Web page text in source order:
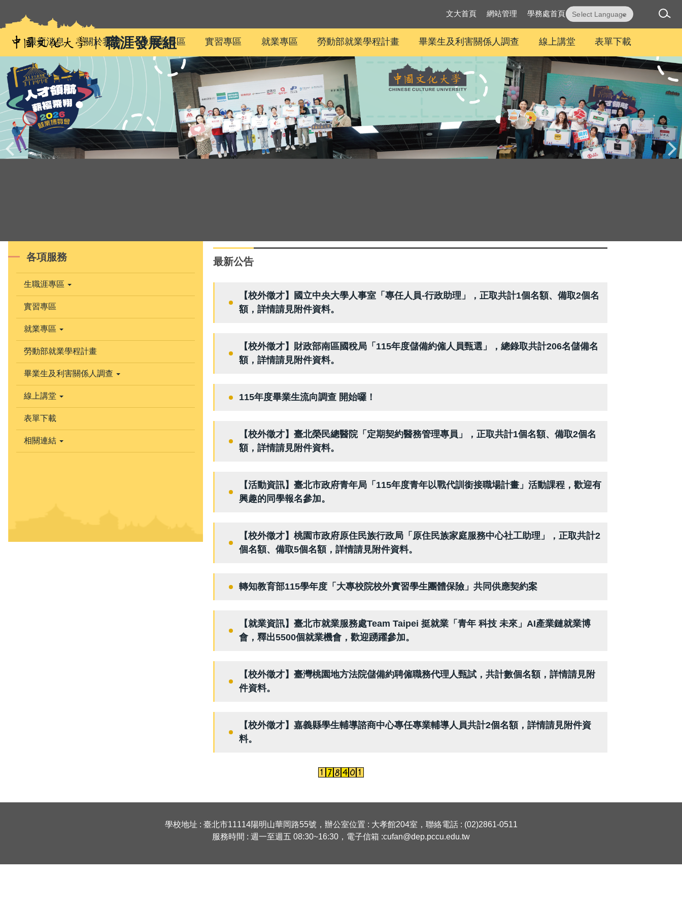
內
容
區
職涯發展組
Translate
文大首頁 網站管理 學務處首頁
最新消息 關於我們 生職涯專區 實習專區 就業專區 勞動部就業學程計畫 畢業生及利害關係人調查 線上講堂 表單下載
各項服務
生職涯專區
實習專區
就業專區
勞動部就業學程計畫
畢業生及利害關係人調查
線上講堂
表單下載
相關連結
最新公告
【校外徵才】國立中央大學人事室「專任人員-行政助理」，正取共計1個名額、備取2個名
額，詳情請見附件資料。
【校外徵才】財政部南區國稅局「115年度儲備約僱人員甄選」，總錄取共計206名儲備名
額，詳情請見附件資料。
115年度畢業生流向調查 開始囉！
【校外徵才】臺北榮民總醫院「定期契約醫務管理專員」，正取共計1個名額、備取2個名
額，詳情請見附件資料。
【活動資訊】臺北市政府青年局「115年度青年以戰代訓銜接職場計畫」活動課程，歡迎有
興趣的同學報名參加。
【校外徵才】桃園市政府原住民族行政局「原住民族家庭服務中心社工助理」，正取共計2
個名額、備取5個名額，詳情請見附件資料。
轉知教育部115學年度「大專校院校外實習學生團體保險」共同供應契約案
【就業資訊】臺北市就業服務處Team Taipei 挺就業「青年 科技 未來」AI產業鏈就業博
會，釋出5500個就業機會，歡迎踴躍參加。
【校外徵才】臺灣桃園地方法院儲備約聘僱職務代理人甄試，共計數個名額，詳情請見附
件資料。
【校外徵才】嘉義縣學生輔導諮商中心專任專業輔導人員共計2個名額，詳情請見附件資
料。
學校地址 : 臺北市11114陽明山華岡路55號，辦公室位置 : 大孝館204室，聯絡電話 : (02)2861-0511
服務時間 : 週一至週五 08:30~16:30，電子信箱 :cufan@dep.pccu.edu.tw